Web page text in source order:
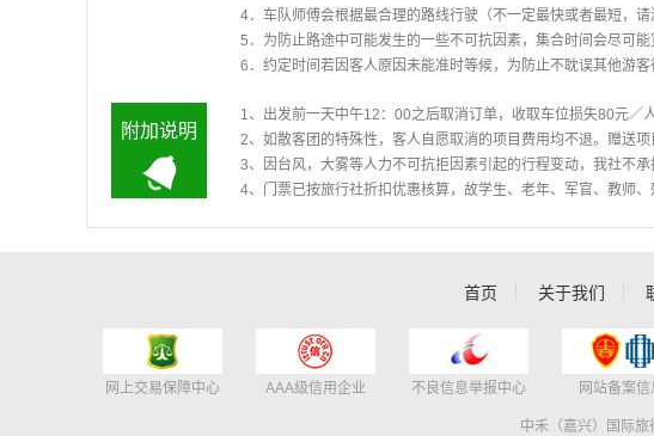
4．车队师傅会根据最合理的路线行驶（不一定最快或者最短，
5．为防止路途中可能发生的一些不可抗因素，集合时间会尽可能
6．约定时间若因客人原因未能准时等候，为防止不耽误其他游客
附加说明
1、出发前一天中午12：00之后取消订单，收取车位损失80元／
2、如散客团的特殊性，客人自愿取消的项目费用均不退。
3、因台风，大雾等人力不可抗拒因素引起的行程变动，我社不承
4、门票已按旅行社折扣优惠核算，故学生、老年、军官、教师、
首页 关于我们
网上交易保障中心 AAA级信用企业 不良信息举报中心 网站备案信
中禾（嘉兴）国际